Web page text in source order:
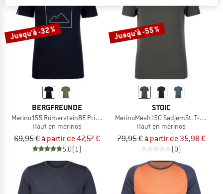
Jusqu'à -32 %
BERGFREUNDE
Merino155 RömersteinBF. Print Tee
Haut en mérinos
69,95 € à partir de 47,57 €
5,0(1)
Jusqu'à -55 %
STOIC
MerinoMesh150 SadjemSt. T-Shirt
Haut en mérinos
79,95 € à partir de 35,98 €
(0)